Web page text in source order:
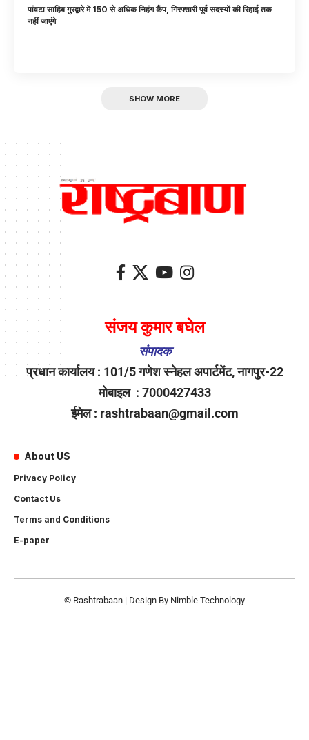
पांवटा साहिब गुरद्वारे में 150 से अधिक निहंग कैंप, गिरफ्तारी पूर्व सदस्यों की रिहाई तक
नहीं जाएंगे
SHOW MORE
संजय कुमार बघेल
संपादक
प्रधान कार्यालय : 101/5 गणेश स्नेहल अपार्टमेंट, नागपुर-22
मोबाइल : 7000427433
ईमेल : rashtrabaan@gmail.com
About US
Privacy Policy
Contact Us
Terms and Conditions
E-paper
© Rashtrabaan | Design By Nimble Technology